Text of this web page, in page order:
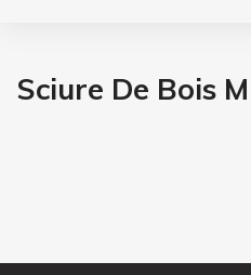
Sciure De Bois M